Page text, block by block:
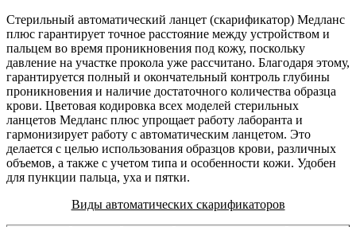
Стерильный автоматический ланцет (скарификатор) Медланс
плюс гарантирует точное расстояние между устройством и
пальцем во время проникновения под кожу, поскольку
давление на участке прокола уже рассчитано. Благодаря этому,
гарантируется полный и окончательный контроль глубины
проникновения и наличие достаточного количества образца
крови. Цветовая кодировка всех моделей стерильных
ланцетов Медланс плюс упрощает работу лаборанта и
гармонизирует работу с автоматическим ланцетом. Это
делается с целью использования образцов крови, различных
объемов, а также с учетом типа и особенности кожи. Удобен
для пункции пальца, уха и пятки.
Виды автоматических скарификаторов